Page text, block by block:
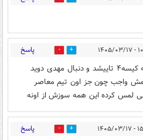
۱۷ 0 پاسخ
دست خودش نیست ازسال ۹۵ که کیسه۴ تاییشد و دنبال مهدی دوید
واجب چون جز اون تیم معاصر
۱۷ 0 پاسخ